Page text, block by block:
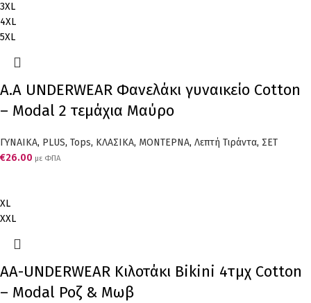
3XL
4XL
5XL
Α.A UNDERWEAR Φανελάκι γυναικείο Cotton
– Modal 2 τεμάχια Μαύρο
ΓΥΝΑΙΚΑ, PLUS, Tops, ΚΛΑΣΙΚΑ, ΜΟΝΤΕΡΝΑ, Λεπτή Τιράντα, ΣΕΤ
€26.00 με ΦΠΑ
XL
XXL
AA-UNDERWEAR Κιλοτάκι Bikini 4τμχ Cotton
– Modal Ροζ & Μωβ